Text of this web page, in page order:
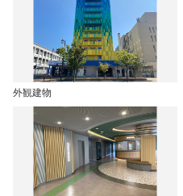
外観建物